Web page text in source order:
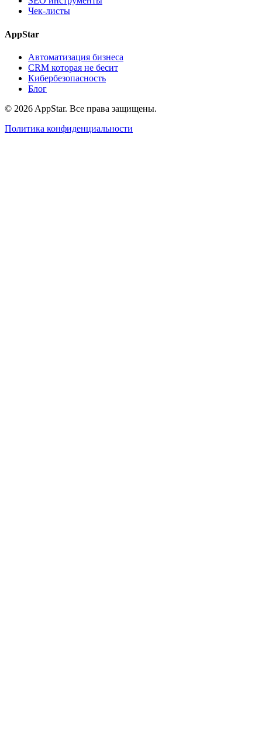
Чек-листы
AppStar
Автоматизация бизнеса
CRM которая не бесит
Кибербезопасность
Блог
© 2026 AppStar. Все права защищены.
Политика конфиденциальности